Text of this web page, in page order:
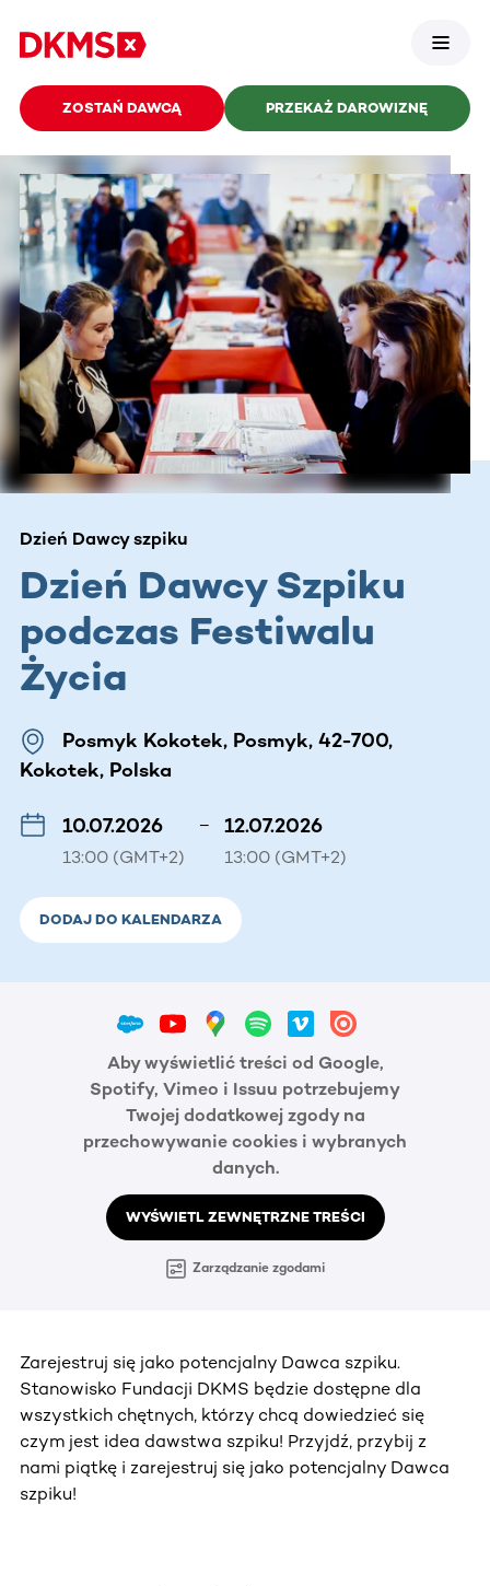
ZOSTAŃ DAWCĄ PRZEKAŻ DAROWIZNĘ
Dzień Dawcy szpiku
Dzień Dawcy Szpiku
podczas Festiwalu
Życia
Posmyk Kokotek, Posmyk, 42-700,
Kokotek, Polska
10.07.2026
13:00 (GMT+2)
– 12.07.2026
13:00 (GMT+2)
DODAJ DO KALENDARZA
Aby wyświetlić treści od Google,
Spotify, Vimeo i Issuu potrzebujemy
Twojej dodatkowej zgody na
przechowywanie cookies i wybranych
danych.
WYŚWIETL ZEWNĘTRZNE TREŚCI
Zarządzanie zgodami
Zarejestruj się jako potencjalny Dawca szpiku.
Stanowisko Fundacji DKMS będzie dostępne dla
wszystkich chętnych, którzy chcą dowiedzieć się
czym jest idea dawstwa szpiku! Przyjdź, przybij z
nami piątkę i zarejestruj się jako potencjalny Dawca
szpiku!